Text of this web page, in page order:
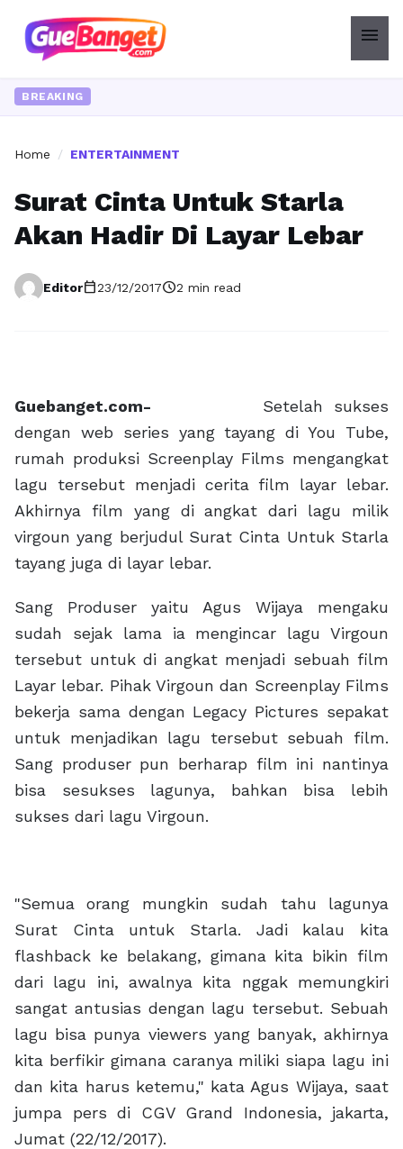
menu
BREAKING
Home / ENTERTAINMENT
Surat Cinta Untuk Starla
Akan Hadir Di Layar Lebar
Editorcalendar_today23/12/2017schedule2 min read
Guebanget.com-
Setelah sukses
dengan web series yang tayang di You Tube,
rumah produksi Screenplay Films mengangkat
lagu tersebut menjadi cerita film layar lebar.
Akhirnya film yang di angkat dari lagu milik
virgoun yang berjudul Surat Cinta Untuk Starla
tayang juga di layar lebar.
Sang Produser yaitu Agus Wijaya mengaku
sudah sejak lama ia mengincar lagu Virgoun
tersebut untuk di angkat menjadi sebuah film
Layar lebar. Pihak Virgoun dan Screenplay Films
bekerja sama dengan Legacy Pictures sepakat
untuk menjadikan lagu tersebut sebuah film.
Sang produser pun berharap film ini nantinya
bisa sesukses lagunya, bahkan bisa lebih
sukses dari lagu Virgoun.
"Semua orang mungkin sudah tahu lagunya
Surat Cinta untuk Starla. Jadi kalau kita
flashback ke belakang, gimana kita bikin film
dari lagu ini, awalnya kita nggak memungkiri
sangat antusias dengan lagu tersebut. Sebuah
lagu bisa punya viewers yang banyak, akhirnya
kita berfikir gimana caranya miliki siapa lagu ini
dan kita harus ketemu," kata Agus Wijaya, saat
jumpa pers di CGV Grand Indonesia, jakarta,
Jumat (22/12/2017).